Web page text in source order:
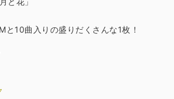
と10曲入りの盛りだくさんな1枚！